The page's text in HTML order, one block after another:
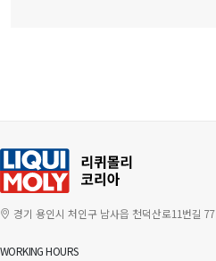
경기 용인시 처인구 남사읍 천덕산로11번길 77
WORKING HOURS